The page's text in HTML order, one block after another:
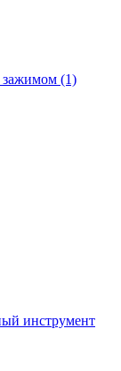
(1)
инструмент